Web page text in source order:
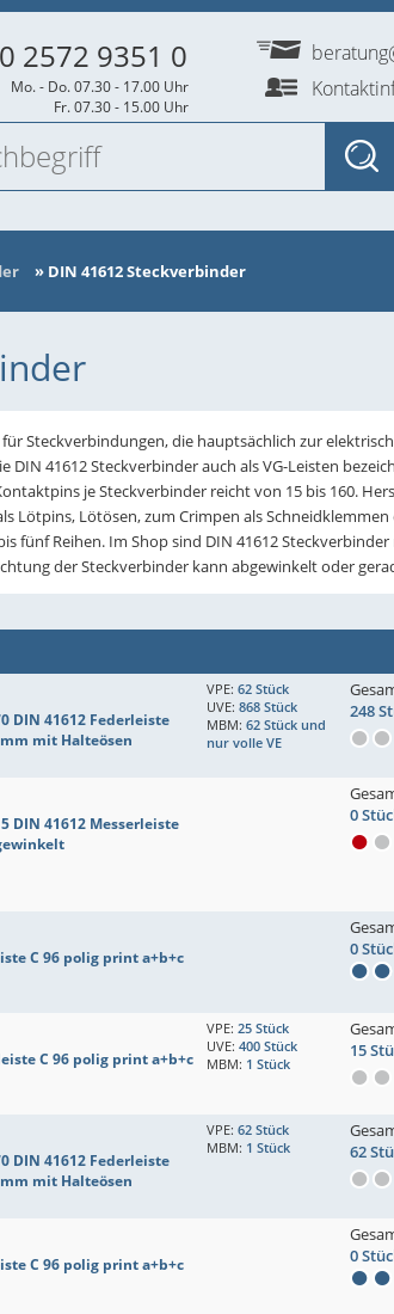
» DIN 41612 Steckverbinder
Steckverbindungen, die hauptsächlich zur
41612 Steckverbinder auch als VG-Leisten
je Steckverbinder reicht von 15 bis 160.
Lötpins, Lötösen, zum Crimpen als
fünf Reihen. Im Shop sind DIN 41612
der Steckverbinder kann abgewinkelt oder
DIN 41612 Federleiste
mit Halteösen
VPE: 62 Stück
UVE: 868 Stück
MBM: 62 Stück und
nur volle VE
248
DIN 41612 Messerleiste
0
C 96 polig print a+b+c
0
C 96 polig print a+b+c
VPE: 25 Stück
UVE: 400 Stück
MBM: 1 Stück
15
DIN 41612 Federleiste
mit Halteösen
VPE: 62 Stück
MBM: 1 Stück
62
C 96 polig print a+b+c
0
0 2572 9351 0
Mo. - Do. 07.30 - 17.00 Uhr
Fr. 07.30 - 15.00 Uhr